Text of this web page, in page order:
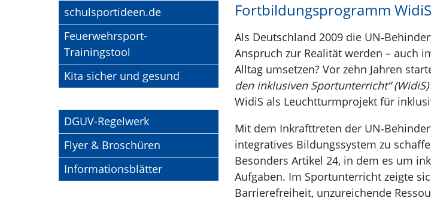
Externer Link
schulsportideen.de
Externer Link
Feuerwehrsport-
Trainingstool
Externer Link
Kita sicher und gesund
DGUV-Regelwerk
Flyer & Broschüren
Informationsblätter
Fortbildungsprogramm
Als Deutschland 2009 die
Anspruch zur Realität werden – auch
Alltag umsetzen? Vor zehn Jahren
den inklusiven Sportunterricht“ (WidiS)
WidiS als Leuchtturmprojekt für
Mit dem Inkrafttreten der
integratives Bildungssystem zu
Besonders Artikel 24, in dem es um
Aufgaben. Im Sportunterricht zeigte
Barrierefreiheit, unzureichende